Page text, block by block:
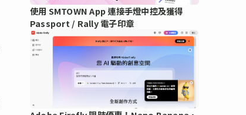
使用 SMTOWN App 連接手燈中控及獲得
Passport / Rally 電子印章